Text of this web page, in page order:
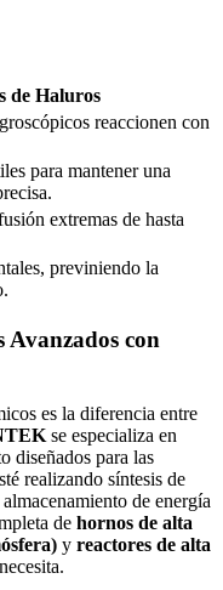
de Haluros
reaccionen con
para mantener una
extremas de hasta
previniendo la
Avanzados con
es la diferencia entre
se especializa en
diseñados para las
realizando síntesis de
de energía
de hornos de alta
y reactores de alta